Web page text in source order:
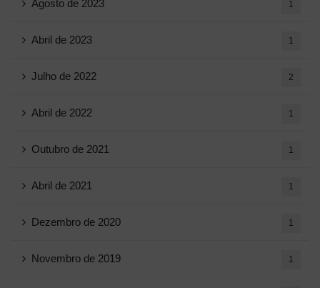
Agosto de 2023 1
Abril de 2023 1
Julho de 2022 2
Abril de 2022 1
Outubro de 2021 1
Abril de 2021 1
Dezembro de 2020 1
Novembro de 2019 1